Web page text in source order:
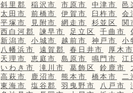
斜里郡
稲沢市 市原市 中津市 邑
太田市
前橋市 伊賀市 臼杵市 会
平塚市
見附市 網走市 杉並区 関
西白河郡
諫早市 足立区 千曲市
新潟市
小城市 越前市 神戸市 小
八幡浜市
遠賀郡 春日井市 厚木市
天理市
恵庭市 島原市 鳴門市 江
いわき市
滝川市 葛飾区 鈴鹿市
高萩市
鹿沼市 熊本市 橋本市 二
東海市
塩谷郡 羽曳野市 八戸市